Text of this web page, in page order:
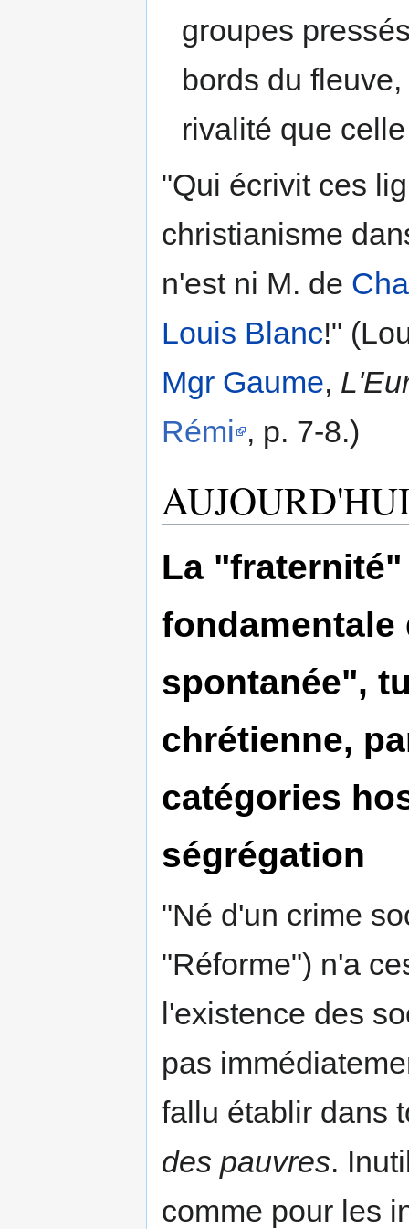
groupes
bords du
rivalité que
"Qui écrivit ces
christianisme
n'est ni M. de
Louis Blanc!"
Mgr Gaume,
Rémi , p. 7-8.)
La
spontanée",
chrétienne,
catégories
ségrégation
"Né d'un crime
"Réforme") n'a
l'existence des
pas
fallu établir dans
des pauvres.
comme pour les